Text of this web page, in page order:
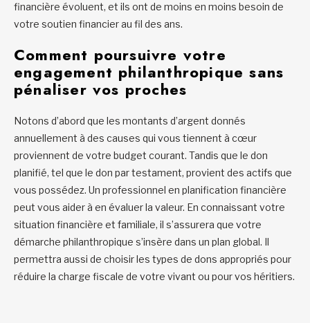
financière évoluent, et ils ont de moins en moins besoin de
votre soutien financier au fil des ans.
Comment poursuivre votre
engagement philanthropique sans
pénaliser vos proches
Notons d’abord que les montants d’argent donnés
annuellement à des causes qui vous tiennent à cœur
proviennent de votre budget courant. Tandis que le don
planifié, tel que le don par testament, provient des actifs que
vous possédez. Un professionnel en planification financière
peut vous aider à en évaluer la valeur. En connaissant votre
situation financière et familiale, il s’assurera que votre
démarche philanthropique s’insère dans un plan global. Il
permettra aussi de choisir les types de dons appropriés pour
réduire la charge fiscale de votre vivant ou pour vos héritiers.